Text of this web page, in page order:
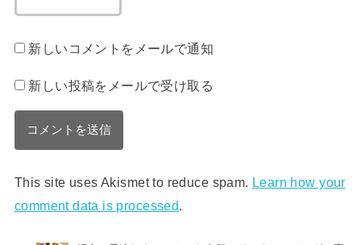
新しいコメントをメールで通知
新しい投稿をメールで受け取る
This site uses Akismet to reduce spam. Learn how your
comment data is processed.